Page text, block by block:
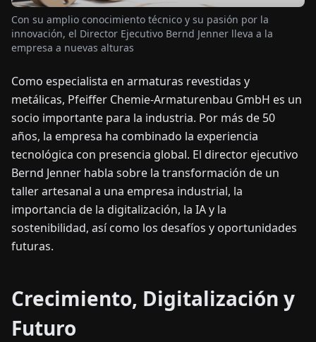
ENDEFRESITNLPLHU
Con su amplio conocimiento técnico y su pasión por la
innovación, el Director Ejecutivo Bernd Jenner lleva a la
empresa a nuevas alturas
Como especialista en armaturas revestidas y
metálicas, Pfeiffer Chemie-Armaturenbau GmbH es un
socio importante para la industria. Por más de 50
años, la empresa ha combinado la experiencia
tecnológica con presencia global. El director ejecutivo
Bernd Jenner habla sobre la transformación de un
taller artesanal a una empresa industrial, la
importancia de la digitalización, la IA y la
sostenibilidad, así como los desafíos y oportunidades
futuras.
Crecimiento, Digitalización y
Futuro